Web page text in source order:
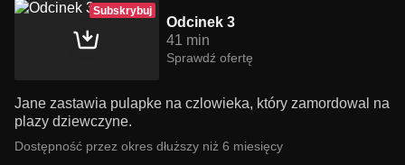
Subskrybuj
Odcinek 3
41 min
Sprawdź ofertę
Jane zastawia pulapke na czlowieka, który zamordowal na
plazy dziewczyne.
Dostępność przez okres dłuższy niż 6 miesięcy